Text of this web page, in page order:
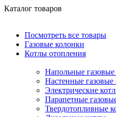
Каталог товаров
Посмотреть все товары
Газовые колонки
Котлы отопления
Напольные
Настенные газовые
Электрические
Парапетные
Твердотопливные